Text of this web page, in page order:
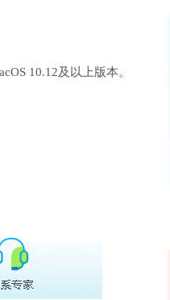
10.12及以上版本。